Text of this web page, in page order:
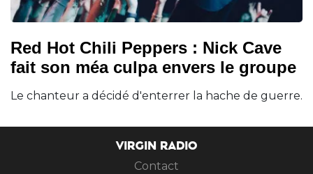
Red Hot Chili Peppers : Nick Cave
fait son méa culpa envers le groupe
Le chanteur a décidé d'enterrer la hache de guerre.
VIRGIN RADIO
Contact